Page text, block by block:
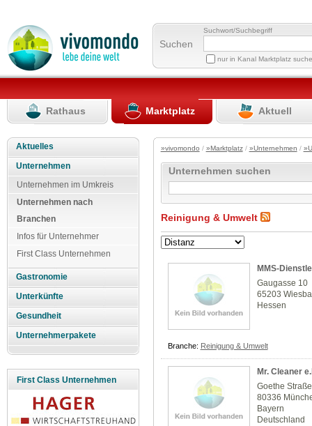
Suchen
Suchwort/Suchbegriff
nur in Kanal Marktplatz
Rathaus Marktplatz Aktuell
Aktuelles
Unternehmen
Unternehmen im Umkreis
Unternehmen nach
Branchen
Infos für Unternehmer
First Class Unternehmen
Gastronomie
Unterkünfte
Gesundheit
Unternehmerpakete
First Class Unternehmen
»vivomondo / »Marktplatz/ »Unternehmen /
Unternehmen suchen
Reinigung & Umwelt
MMS-
Gaugasse 10
65203
Hessen
Branche: Reinigung & Umwelt
Mr. Cleaner
Goethe
80336
Bayern
Deutschland